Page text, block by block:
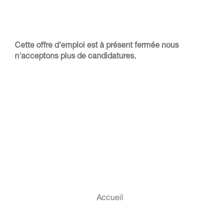
Cette offre d'emploi est à présent fermée nous
n'acceptons plus de candidatures.
Accueil